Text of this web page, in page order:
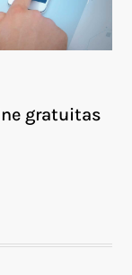
gratuitas